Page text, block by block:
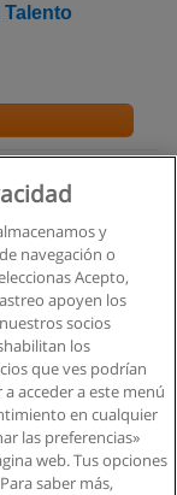
Proyectos /
y
navegación o
Acepto,
apoyen los
socios
los
que ves podrían
acceder a este menú
en cualquier
las preferencias»
web. Tus opciones
saber más,